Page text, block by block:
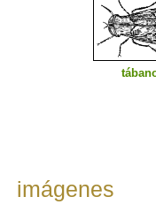
imágenes